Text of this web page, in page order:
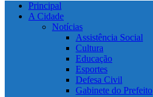
Principal
A Cidade
Notícias
Assistência Social
Cultura
Educação
Esportes
Defesa Civil
Gabinete do Prefeito